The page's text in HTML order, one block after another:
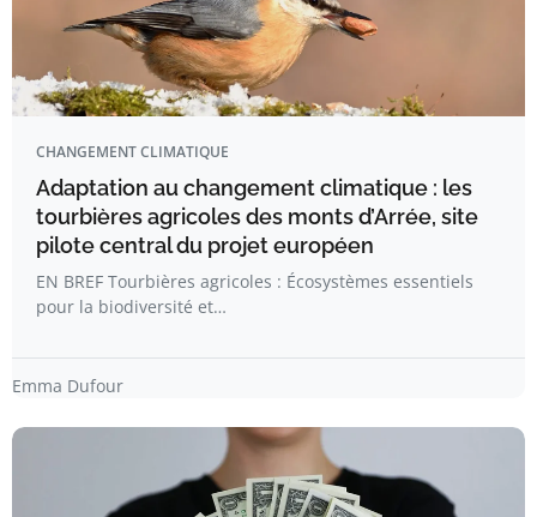
CHANGEMENT CLIMATIQUE
Adaptation au changement climatique : les
tourbières agricoles des monts d’Arrée, site
pilote central du projet européen
EN BREF Tourbières agricoles : Écosystèmes essentiels
pour la biodiversité et…
Emma Dufour